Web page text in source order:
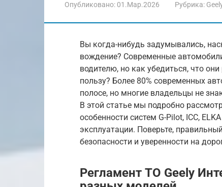
Опубликовано: 01.Мар.2026 Рубрика:
Вы когда-нибудь задумывались,
вождение? Современные
водителю, но как убедиться, что
пользу? Более 80% современных
полосе, но многие владельцы не
В этой статье мы подробно
особенности систем G-Pilot, ICC,
эксплуатации. Поверьте,
безопасности и уверенности на
Регламент ТО Geely